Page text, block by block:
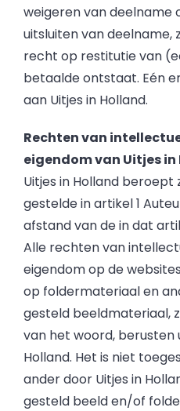
weigeren van deelname
uitsluiten van deelname,
recht op restitutie van
betaalde ontstaat. Eén
aan Uitjes in Holland.
Rechten van
eigendom van Uitjes
Uitjes in Holland
gestelde in artikel 1
afstand van de in dat
Alle rechten van
eigendom op de
op foldermateriaal en
gesteld beeldmateriaal,
van het woord, berusten
Holland. Het is niet
ander door Uitjes in
gesteld beeld en/of